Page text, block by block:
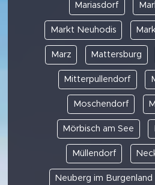
Mariasdorf
Markt Neuhodis
Marz Mattersburg
Mitterpullendorf
Moschendorf
Mörbisch am See
Müllendorf
Neuberg im Burgenland